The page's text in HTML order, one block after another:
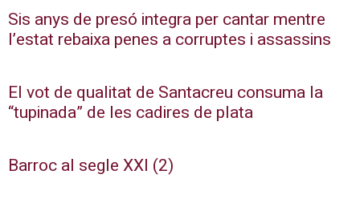
Sis anys de presó integra per cantar mentre
l’estat rebaixa penes a corruptes i assassins
El vot de qualitat de Santacreu consuma la
“tupinada” de les cadires de plata
Barroc al segle XXI (2)